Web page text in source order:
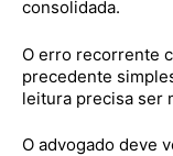
consolidada.
O erro recorrente
precedente
leitura precisa ser
O advogado deve